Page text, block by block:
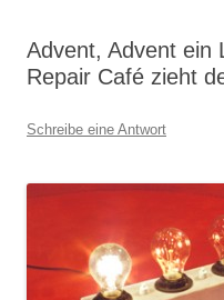
Advent, Advent ein
Repair Café zieht
Schreibe eine Antwort